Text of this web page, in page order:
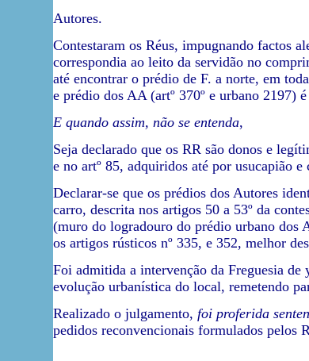
Autores.
Contestaram os Réus, impugnando factos
correspondia ao leito da servidão no
até encontrar o prédio de F. a norte, em
e prédio dos AA (artº 370º e urbano 2197)
E quando assim, não se entenda,
Seja declarado que os RR são donos e
e no artº 85, adquiridos até por usucapião
Declarar-se que os prédios dos Autores
carro, descrita nos artigos 50 a 53º da
(muro do logradouro do prédio urbano dos
os artigos rústicos nº 335, e 352, melhor
Foi admitida a intervenção da Freguesia
evolução urbanística do local, remetendo
Realizado o julgamento, foi proferida
pedidos reconvencionais formulados pelos